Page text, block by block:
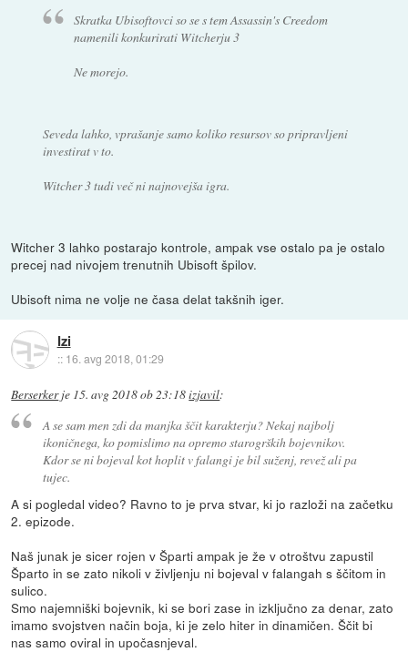
Skratka Ubisoftovci so se s tem Assassin's Creedom
namenili konkurirati Witcherju 3
Ne morejo.
Seveda lahko, vprašanje samo koliko resursov so pripravljeni
investirat v to.
Witcher 3 tudi več ni najnovejša igra.
Witcher 3 lahko postarajo kontrole, ampak vse ostalo pa je ostalo
precej nad nivojem trenutnih Ubisoft špilov.
Ubisoft nima ne volje ne časa delat takšnih iger.
Izi
:: 16. avg 2018, 01:29
Berserkerje 15. avg 2018 ob 23:18izjavil:
A se sam men zdi da manjka ščit karakterju? Nekaj najbolj
ikoničnega, ko pomislimo na opremo starogrških bojevnikov.
Kdor se ni bojeval kot hoplit v falangi je bil suženj, revež ali pa
tujec.
A si pogledal video? Ravno to je prva stvar, ki jo razloži na začetku
2. epizode.
Naš junak je sicer rojen v Šparti ampak je že v otroštvu zapustil
Šparto in se zato nikoli v življenju ni bojeval v falangah s ščitom in
sulico.
Smo najemniški bojevnik, ki se bori zase in izključno za denar, zato
imamo svojstven način boja, ki je zelo hiter in dinamičen. Ščit bi
nas samo oviral in upočasnjeval.